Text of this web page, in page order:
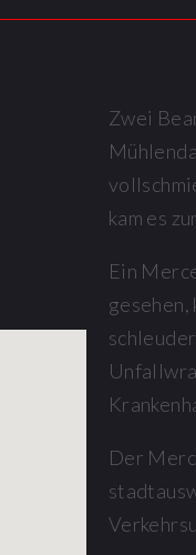
Zwei
kam es
Ein
Der